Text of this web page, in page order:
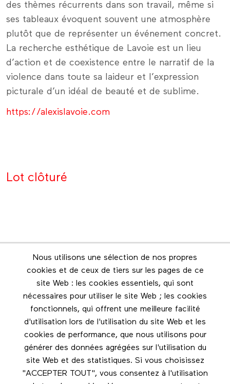
des thèmes récurrents dans son travail, même si
ses tableaux évoquent souvent une atmosphère
plutôt que de représenter un événement concret.
La recherche esthétique de Lavoie est un lieu
d’action et de coexistence entre le narratif de la
violence dans toute sa laideur et l’expression
picturale d’un idéal de beauté et de sublime.
https://alexislavoie.com
Lot clôturé
Nous utilisons une sélection de nos propres
cookies et de ceux de tiers sur les pages de ce
site Web : les cookies essentiels, qui sont
nécessaires pour utiliser le site Web ; les cookies
fonctionnels, qui offrent une meilleure facilité
d'utilisation lors de l'utilisation du site Web et les
cookies de performance, que nous utilisons pour
générer des données agrégées sur l'utilisation du
site Web et des statistiques. Si vous choisissez
"ACCEPTER TOUT", vous consentez à l'utilisation
Infolettre
Restez en contact grâce à l'infolettre
Footer menu
Les éditions Esse
Instagram
Facebook